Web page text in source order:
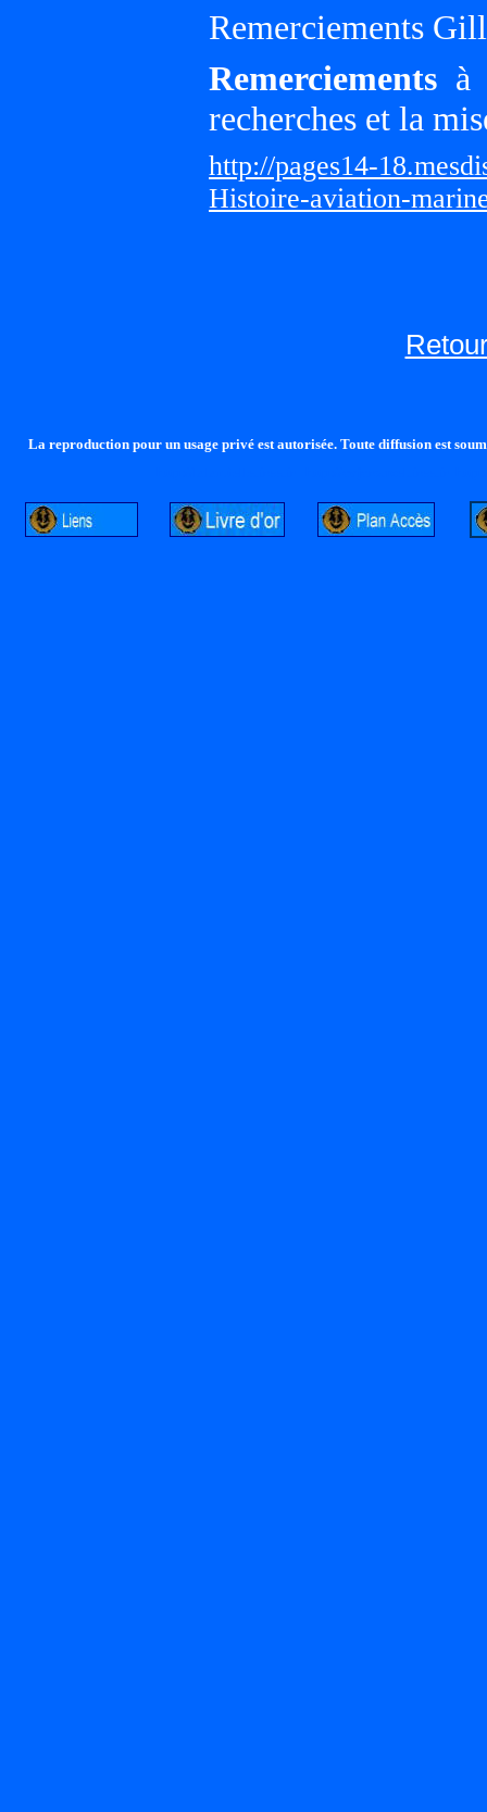
Remerciements
Remerciements à
recherches et la
http://pages14-
Histoire-aviation-
La reproduction pour un usage privé est autorisée. Toute diffusion est